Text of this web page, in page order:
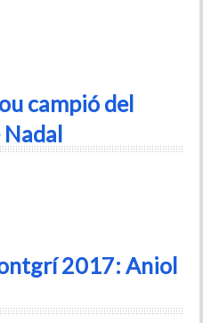
campió del
Nadal
2017: Aniol